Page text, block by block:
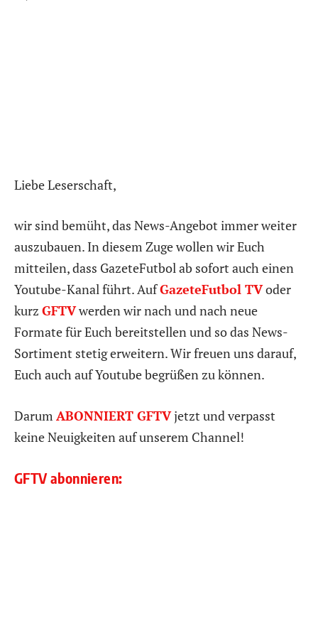
Liebe Leserschaft,
wir sind bemüht, das News-Angebot immer weiter
auszubauen. In diesem Zuge wollen wir Euch
mitteilen, dass GazeteFutbol ab sofort auch einen
Youtube-Kanal führt. AufGazeteFutbol TVoder
kurz GFTVwerden wir nach und nach neue
Formate für Euch bereitstellen und so das News-
Sortiment stetig erweitern. Wir freuen uns darauf,
Euch auch auf Youtube begrüßen zu können.
Darum ABONNIERT GFTVjetzt und verpasst
keine Neuigkeiten auf unserem Channel!
GFTV abonnieren: